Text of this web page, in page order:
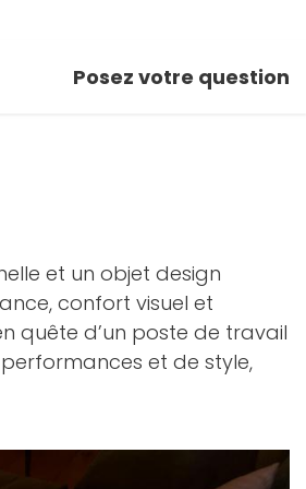
Posez votre question
et un objet design
confort visuel et
quête d’un poste de travail
et de style,